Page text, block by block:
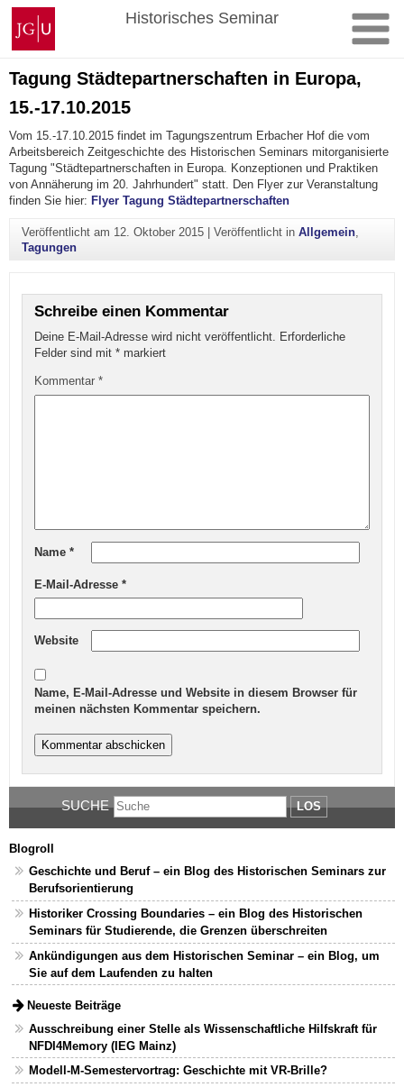
Zum
Inhalt
springen
Johannes
Gutenberg-
Universität
Mainz
Historisches Seminar
Tagung Städtepartnerschaften in Europa,
15.-17.10.2015
Vom 15.-17.10.2015 findet im Tagungszentrum Erbacher Hof die vom
Arbeitsbereich Zeitgeschichte des Historischen Seminars mitorganisierte
Tagung "Städtepartnerschaften in Europa. Konzeptionen und Praktiken
von Annäherung im 20. Jahrhundert" statt. Den Flyer zur Veranstaltung
finden Sie hier: Flyer Tagung Städtepartnerschaften
Veröffentlicht am 12. Oktober 2015| Veröffentlicht in Allgemein,
Tagungen
Schreibe einen Kommentar
Deine E-Mail-Adresse wird nicht veröffentlicht.
Erforderliche
Felder sind mit *markiert
Kommentar *
Name *
E-Mail-Adresse *
Website
Name, E-Mail-Adresse und Website in diesem Browser für
meinen nächsten Kommentar speichern.
SUCHE LOS
Blogroll
Geschichte und Beruf – ein Blog des Historischen Seminars zur
Berufsorientierung
Historiker Crossing Boundaries – ein Blog des Historischen
Seminars für Studierende, die Grenzen überschreiten
Ankündigungen aus dem Historischen Seminar – ein Blog, um
Sie auf dem Laufenden zu halten
Neueste Beiträge
Ausschreibung einer Stelle als Wissenschaftliche Hilfskraft für
NFDI4Memory (IEG Mainz)
Modell-M-Semestervortrag: Geschichte mit VR-Brille?